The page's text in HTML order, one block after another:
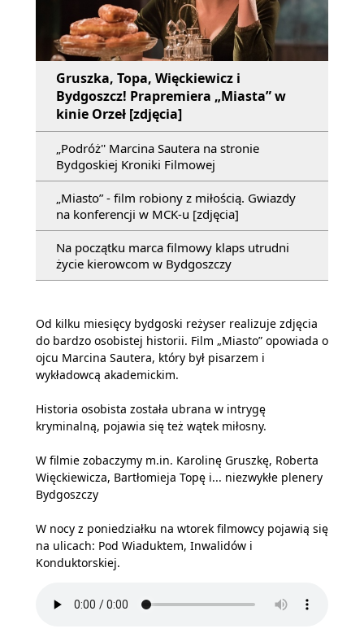
Gruszka, Topa, Więckiewicz i
Bydgoszcz! Prapremiera „Miasta” w
kinie Orzeł [zdjęcia]
„Podróż'' Marcina Sautera na stronie
Bydgoskiej Kroniki Filmowej
„Miasto” - film robiony z miłością. Gwiazdy
na konferencji w MCK-u [zdjęcia]
Na początku marca filmowy klaps utrudni
życie kierowcom w Bydgoszczy
Od kilku miesięcy bydgoski reżyser realizuje zdjęcia
do bardzo osobistej historii. Film „Miasto” opowiada o
ojcu Marcina Sautera, który był pisarzem i
wykładowcą akademickim.
Historia osobista została ubrana w intrygę
kryminalną, pojawia się też wątek miłosny.
W filmie zobaczymy m.in. Karolinę Gruszkę, Roberta
Więckiewicza, Bartłomieja Topę i... niezwykłe plenery
Bydgoszczy
W nocy z poniedziałku na wtorek filmowcy pojawią się
na ulicach: Pod Wiaduktem, Inwalidów i
Konduktorskiej.